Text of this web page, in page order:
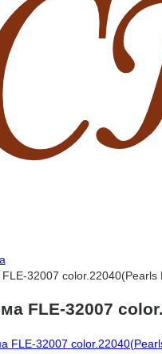
32007 color.22040(Pearls
FLE-32007